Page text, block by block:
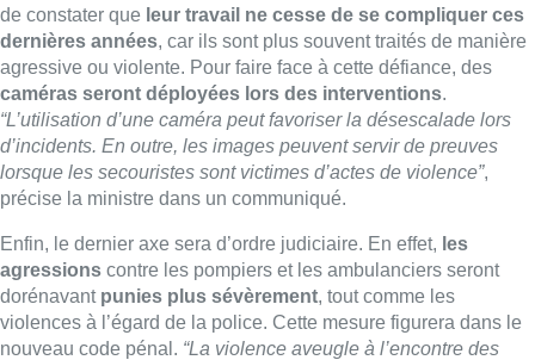
de constater que leur travail ne cesse de se compliquer ces
dernières années, car ils sont plus souvent traités de manière
agressive ou violente. Pour faire face à cette défiance, des
caméras seront déployées lors des interventions.
“L’utilisation d’une caméra peut favoriser la désescalade lors
d’incidents. En outre, les images peuvent servir de preuves
lorsque les secouristes sont victimes d’actes de violence”,
précise la ministre dans un communiqué.
Enfin, le dernier axe sera d’ordre judiciaire. En effet, les
agressions contre les pompiers et les ambulanciers seront
dorénavant punies plus sévèrement, tout comme les
violences à l’égard de la police. Cette mesure figurera dans le
nouveau code pénal. “La violence aveugle à l’encontre des